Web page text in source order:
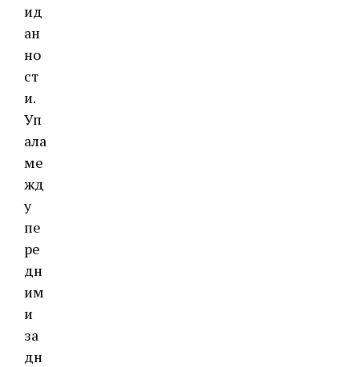
ид
ан
но
ст
и.
Уп
ала
ме
жд
у
пе
ре
дн
им
и
за
дн